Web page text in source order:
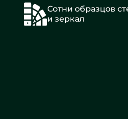
Сотни образцов
и зеркал